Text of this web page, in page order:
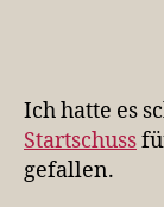
Ich hatte es
Startschuss
gefallen.